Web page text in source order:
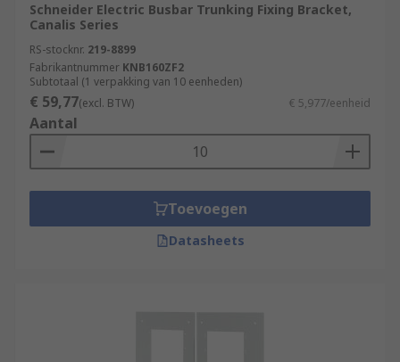
Schneider Electric Busbar Trunking Fixing Bracket,
Canalis Series
RS-stocknr. 219-8899
Fabrikantnummer KNB160ZF2
Subtotaal (1 verpakking van 10 eenheden)
€ 59,77(excl. BTW) € 5,977/eenheid
Aantal
Toevoegen
Datasheets